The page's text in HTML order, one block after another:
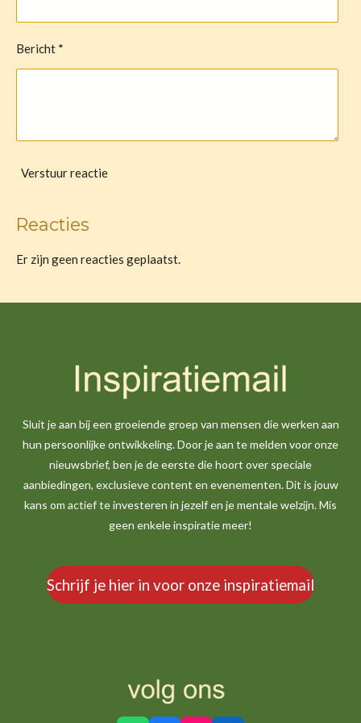
Bericht *
Verstuur reactie
Reacties
Er zijn geen reacties geplaatst.
Sluit je aan bij een groeiende groep van mensen die werken aan
hun persoonlijke ontwikkeling. Door je aan te melden voor onze
nieuwsbrief, ben je de eerste die hoort over speciale
aanbiedingen, exclusieve content en evenementen. Dit is jouw
kans om actief te investeren in jezelf en je mentale welzijn. Mis
geen enkele inspiratie meer!
Schrijf je hier in voor onze inspiratiemail